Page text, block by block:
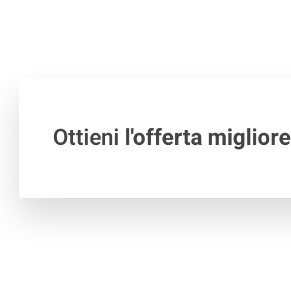
Ottieni l'offerta migliore